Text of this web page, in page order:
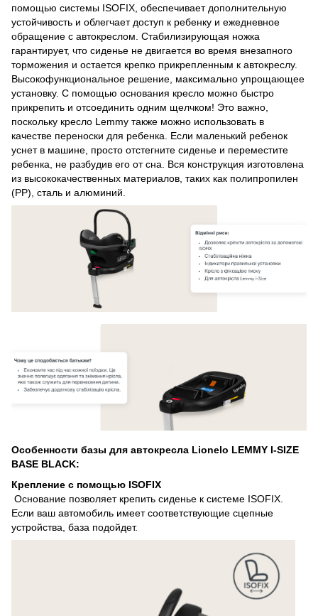
помощью системы ISOFIX, обеспечивает дополнительную
устойчивость и облегчает доступ к ребенку и ежедневное
обращение с автокреслом. Стабилизирующая ножка
гарантирует, что сиденье не двигается во время внезапного
торможения и остается крепко прикрепленным к автокреслу.
Высокофункциональное решение, максимально упрощающее
установку. С помощью основания кресло можно быстро
прикрепить и отсоединить одним щелчком! Это важно,
поскольку кресло Lemmy также можно использовать в
качестве переноски для ребенка. Если маленький ребенок
уснет в машине, просто отстегните сиденье и переместите
ребенка, не разбудив его от сна. Вся конструкция изготовлена ​​
из высококачественных материалов, таких как полипропилен
(PP), сталь и алюминий.
Особенности базы для автокресла Lionelo LEMMY I-SIZE
BASE BLACK:
Крепление с помощью ISOFIX
Основание позволяет крепить сиденье к системе ISOFIX.
Если ваш автомобиль имеет соответствующие сцепные
устройства, база подойдет.